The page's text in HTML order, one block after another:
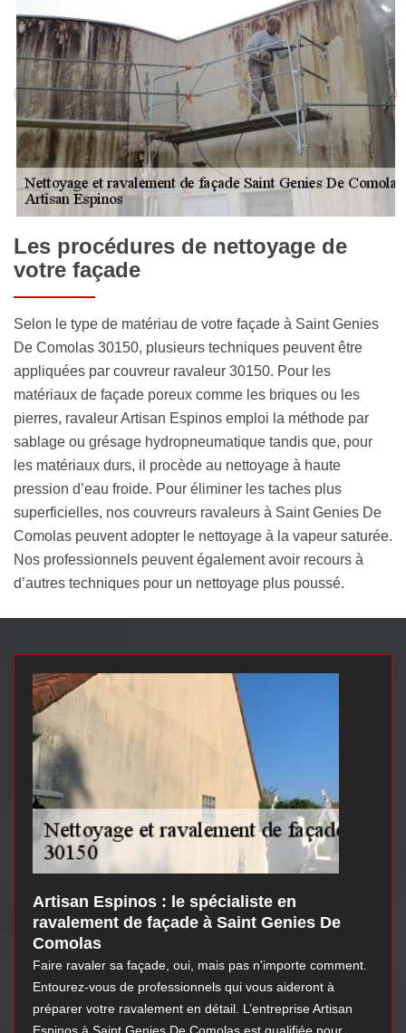
Les procédures de nettoyage de
votre façade
Selon le type de matériau de votre façade à Saint Genies
De Comolas 30150, plusieurs techniques peuvent être
appliquées par couvreur ravaleur 30150. Pour les
matériaux de façade poreux comme les briques ou les
pierres, ravaleur Artisan Espinos emploi la méthode par
sablage ou grésage hydropneumatique tandis que, pour
les matériaux durs, il procède au nettoyage à haute
pression d’eau froide. Pour éliminer les taches plus
superficielles, nos couvreurs ravaleurs à Saint Genies De
Comolas peuvent adopter le nettoyage à la vapeur saturée.
Nos professionnels peuvent également avoir recours à
d’autres techniques pour un nettoyage plus poussé.
Artisan Espinos : le spécialiste en
ravalement de façade à Saint Genies De
Comolas
Faire ravaler sa façade, oui, mais pas n'importe comment.
Entourez-vous de professionnels qui vous aideront à
préparer votre ravalement en détail. L’entreprise Artisan